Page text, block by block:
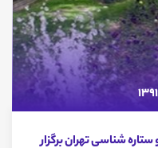
شناسی تهران برگزار